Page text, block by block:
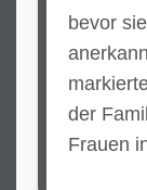
bevor
der
Frauen